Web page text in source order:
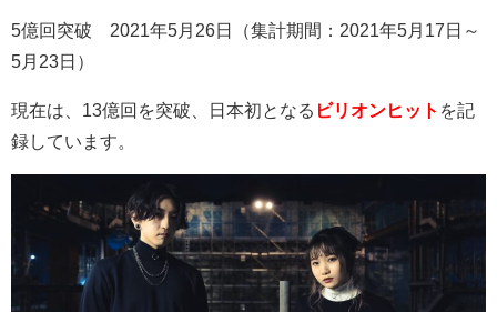
5億回突破 2021年5 月 26日（集計期間： 2021年5 月 17日～
5 月 23日）
現在は、13億回を突破、日本初となる ビリオンヒット を記
録しています。